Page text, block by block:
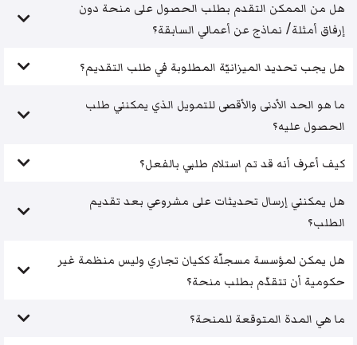
هل من الممكن التقدم بطلب الحصول على منحة دون
إرفاق أمثلة/ نماذج عن أعمالي السابقة؟
هل يجب تحديد الميزانيّة المطلوبة في طلب التقديم؟
ما هو الحد الأدنى والأقصى للتمويل الذي يمكنني طلب
الحصول عليه؟
كيف أعرف أنه قد تم استلام طلبي بالفعل؟
هل يمكنني إرسال تحديثات على مشروعي بعد تقديم
الطلب؟
هل يمكن لمؤسسة مسجلّة ككيان تجاري وليس منظمة غير
حكومية أن تتقدّم بطلب منحة؟
ما هي المدة المتوقعة للمنحة؟